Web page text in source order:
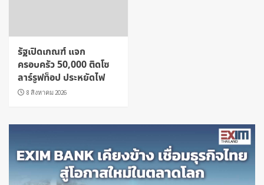
รัฐเปิดเกณฑ์ แจก
ครอบครัว 50,000 ติดโซ
ลาร์รูฟท็อป ประหยัดไฟ
8 สิงหาคม 2026